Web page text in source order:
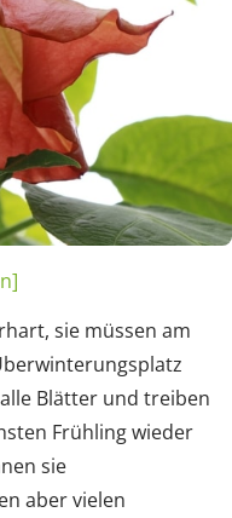
sie müssen am
Blätter und treiben
Frühling wieder
sie
aber vielen